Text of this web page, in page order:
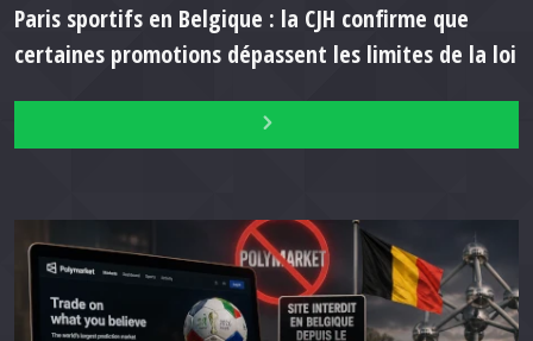
Paris sportifs en Belgique : la CJH confirme que
certaines promotions dépassent les limites de la loi